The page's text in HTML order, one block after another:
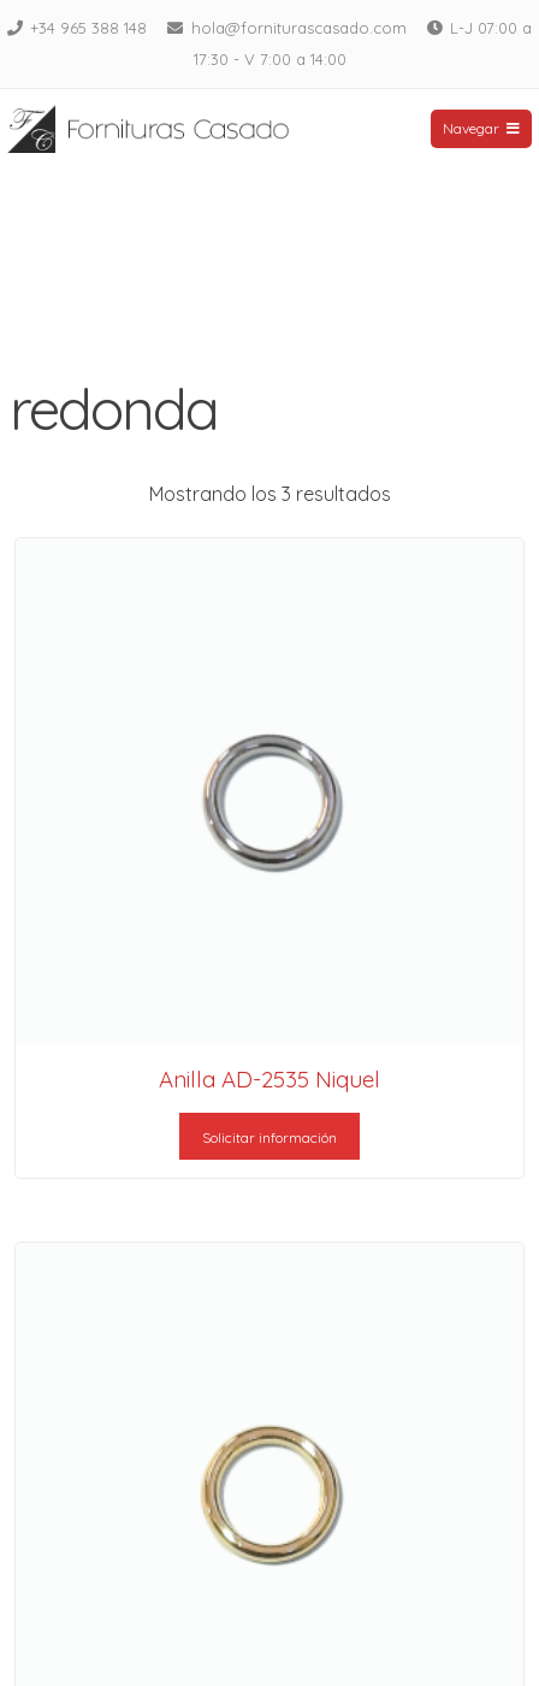
Saltar+34 965 388 148 hola@forniturascasado.com
L-J 07:00 a
17:30 - V 7:00 a 14:00
Fornituras Casado
Navegar
redonda
Mostrando los 3 resultados
Anilla AD-2535 Niquel
Solicitar información